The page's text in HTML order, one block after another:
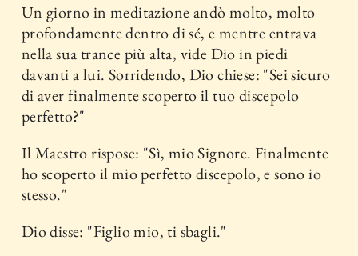
Un giorno in meditazione andò molto, molto
profondamente dentro di sé, e mentre entrava
nella sua trance più alta, vide Dio in piedi
davanti a lui. Sorridendo, Dio chiese: "Sei sicuro
di aver finalmente scoperto il tuo discepolo
perfetto?"
Il Maestro rispose: "Sì, mio ​​Signore. Finalmente
ho scoperto il mio perfetto discepolo, e sono io
stesso."
Dio disse: "Figlio mio, ti sbagli."